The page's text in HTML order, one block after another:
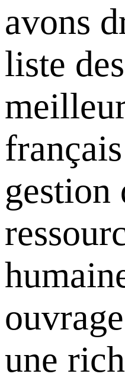
avons
liste des
gestion
une